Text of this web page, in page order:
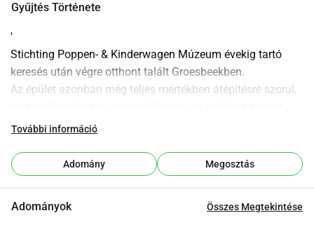
Gyűjtés Története
'
Stichting Poppen- & Kinderwagen Múzeum évekig tartó
keresés után végre otthont talált Groesbeekben.
Az épület azonban még teljes mértékben átépítésre szorul,
helyreállítani.
alakíthassunk ki és gondozhassuk, felkészítsük és
karbantartsuk a gyűjteményt.
jelentős részének megőrzésében.
További információ
Adomány Megosztás
Adományok Összes Megtekintése